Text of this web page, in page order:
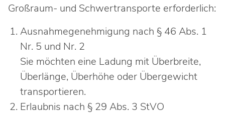
Umwelt & Nachhaltigkeit
Verkehr & Mobilität
Wirtschaft & Tourismus
Kultur
Ingenieure
Sozialarbeit
Interkulturelle Öffnung
Kreispolizeibehörde
Jobs bei allen Arbeitgebern im Kreisgebiet
Großraum- und Schwertransporte erforderlich:
Ausnahmegenehmigung nach § 46 Abs. 1
Nr. 5 und Nr. 2
Sie möchten eine Ladung mit Überbreite,
Überlänge, Überhöhe oder Übergewicht
transportieren.
Erlaubnis nach § 29 Abs. 3 StVO